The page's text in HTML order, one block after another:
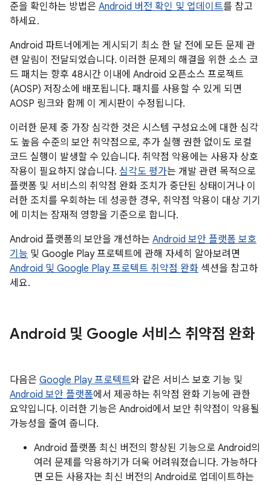
준을 확인하는 방법은 Android 버전 확인 및 업데이트를 참고
하세요.
Android 파트너에게는 게시되기 최소 한 달 전에 모든 문제 관
련 알림이 전달되었습니다. 이러한 문제의 해결을 위한 소스 코
드 패치는 향후 48시간 이내에 Android 오픈소스 프로젝트
(AOSP) 저장소에 배포됩니다. 패치를 사용할 수 있게 되면
AOSP 링크와 함께 이 게시판이 수정됩니다.
이러한 문제 중 가장 심각한 것은 시스템 구성요소에 대한 심각
도 높음 수준의 보안 취약점으로, 추가 실행 권한 없이도 로컬
코드 실행이 발생할 수 있습니다. 취약점 악용에는 사용자 상호
작용이 필요하지 않습니다. 심각도 평가는 개발 관련 목적으로
플랫폼 및 서비스의 취약점 완화 조치가 중단된 상태이거나 이
러한 조치를 우회하는 데 성공한 경우, 취약점 악용이 대상 기기
에 미치는 잠재적 영향을 기준으로 합니다.
Android 플랫폼의 보안을 개선하는 Android 보안 플랫폼 보호
기능 및 Google Play 프로텍트에 관해 자세히 알아보려면
Android 및 Google Play 프로텍트 취약점 완화 섹션을 참고하
세요.
Android 및 Google 서비스 취약점 완화
다음은 Google Play 프로텍트와 같은 서비스 보호 기능 및
Android 보안 플랫폼에서 제공하는 취약점 완화 기능에 관한
요약입니다. 이러한 기능은 Android에서 보안 취약점이 악용될
가능성을 줄여 줍니다.
Android 플랫폼 최신 버전의 향상된 기능으로 Android의
여러 문제를 악용하기가 더욱 어려워졌습니다. 가능하다
면 모든 사용자는 최신 버전의 Android로 업데이트하는